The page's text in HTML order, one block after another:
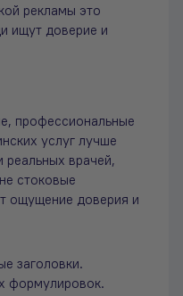
рекламы это
ищут доверие и
профессиональные
услуг лучше
реальных врачей,
стоковые
ощущение доверия и
заголовки.
формулировок.